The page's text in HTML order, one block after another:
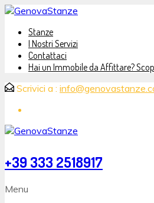
Stanze
I Nostri Servizi
Contattaci
Hai un Immobile da Affittare?
Scrivici a :
+39 333 2518917
Menu